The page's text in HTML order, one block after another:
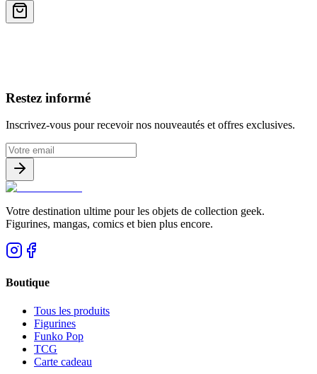
Restez informé
Inscrivez-vous pour recevoir nos nouveautés et offres exclusives.
Votre destination ultime pour les objets de collection geek.
Figurines, mangas, comics et bien plus encore.
Boutique
Tous les produits
Figurines
Funko Pop
TCG
Carte cadeau